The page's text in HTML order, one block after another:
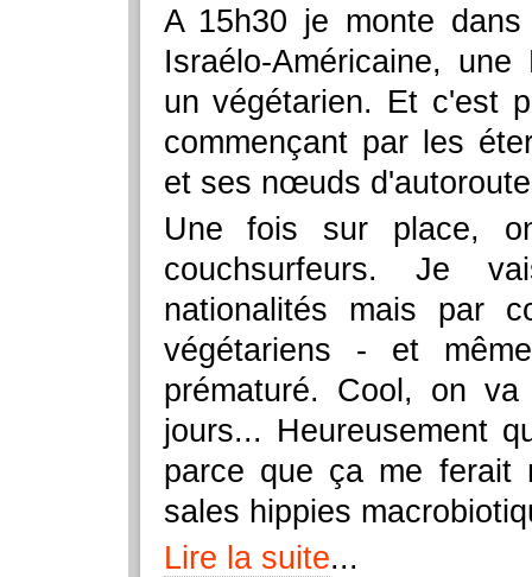
A 15h30 je monte
Israélo-Américaine,
un végétarien. Et c'est
commençant par les
et ses nœuds
Une fois sur place,
couchsurfeurs. Je
nationalités mais par
végétariens - et
prématuré. Cool, on
jours... Heureusement
parce que ça me ferait
sales hippies
Lire la suite...